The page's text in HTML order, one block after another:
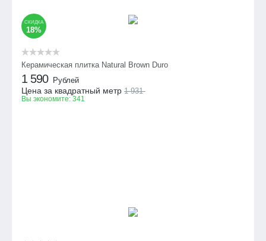
СКИДКА
18%
Керамическая плитка Natural Brown Duro
1 590 Рублей
Цена за квадратный метр 1 931
Вы экономите: 341